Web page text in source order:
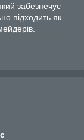
забезпечує
підходить як